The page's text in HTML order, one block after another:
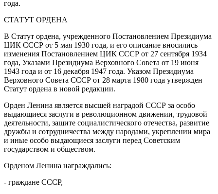
года.
СТАТУТ ОРДЕНА
В Статут ордена, учрежденного Постановлением Президиума
ЦИК СССР от 5 мая 1930 года, и его описание вносились
изменения Постановлением ЦИК СССР от 27 сентября 1934
года, Указами Президиума Верховного Совета от 19 июня
1943 года и от 16 декабря 1947 года. Указом Президиума
Верховного Совета СССР от 28 марта 1980 года утвержден
Статут ордена в новой редакции.
Орден Ленина является высшей наградой СССР за особо
выдающиеся заслуги в революционном движении, трудовой
деятельности, защите социалистического отечества, развитие
дружбы и сотрудничества между народами, укреплении мира
и иные особо выдающиеся заслуги перед Советским
государством и обществом.
Орденом Ленина награждались:
- граждане СССР,